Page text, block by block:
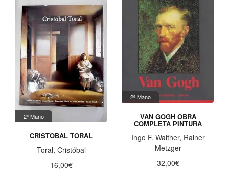
2ª Mano
CRISTOBAL TORAL
Toral, Cristóbal
16,00€
2ª Mano
VAN GOGH OBRA
COMPLETA PINTURA
Ingo F. Walther, Rainer
Metzger
32,00€